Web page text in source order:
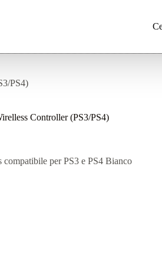
PS4)
Controller (PS3/PS4)
compatibile per PS3 e PS4 Bianco